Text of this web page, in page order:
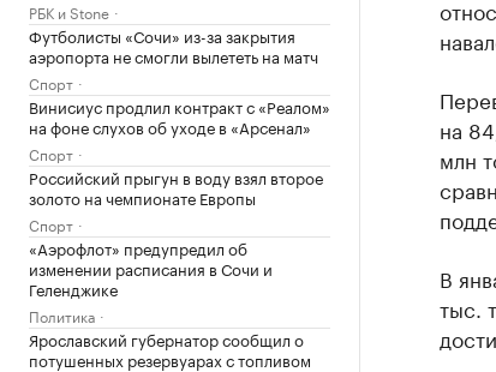
РБК и Stone
Футболисты «Сочи» из-за закрытия
аэропорта не смогли вылететь на матч
Спорт
Винисиус продлил контракт с «Реалом»
на фоне слухов об уходе в «Арсенал»
Спорт
Российский прыгун в воду взял второе
золото на чемпионате Европы
Спорт
«Аэрофлот» предупредил об
изменении расписания в Сочи и
Геленджике
Политика
Ярославский губернатор сообщил о
потушенных резервуарах с топливом
на
млн
В
тыс.